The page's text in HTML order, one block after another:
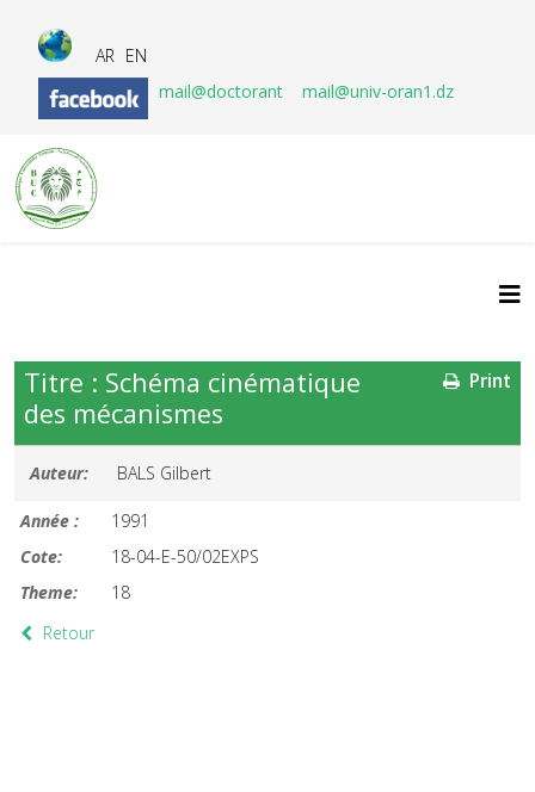
AR EN
mail@doctorant
mail@univ-oran1.dz
Print
Titre : Schéma cinématique
des mécanismes
Auteur: BALS Gilbert
Année :
1991
Cote:
18-04-E-50/02EXPS
Theme:
18
Retour